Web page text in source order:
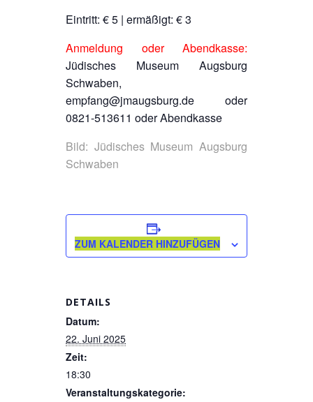
Eintritt: € 5 | ermäßigt: € 3
Anmeldung oder Abendkasse:
Jüdisches Museum Augsburg
Schwaben,
empfang@jmaugsburg.de oder
0821-513611 oder Abendkasse
Bild: Jüdisches Museum Augsburg
Schwaben
ZUM KALENDER HINZUFÜGEN
DETAILS
Datum:
22. Juni 2025
Zeit:
18:30
Veranstaltungskategorie: